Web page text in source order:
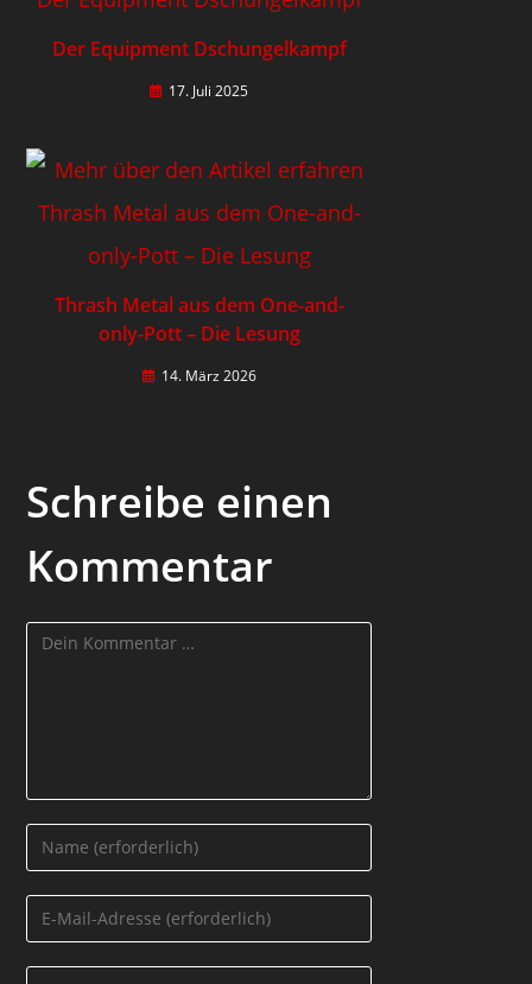
Der Equipment Dschungelkampf
17. Juli 2025
Thrash Metal aus dem One-and-
only-Pott – Die Lesung
14. März 2026
Schreibe einen
Kommentar